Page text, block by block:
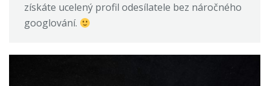
získáte ucelený profil odesílatele bez náročného
googlování.